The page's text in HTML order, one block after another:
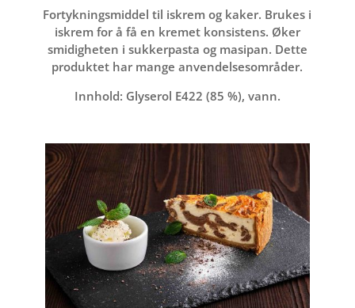
Fortykningsmiddel til iskrem og kaker. Brukes i
iskrem for å få en kremet konsistens. Øker
smidigheten i sukkerpasta og masipan. Dette
produktet har mange anvendelsesområder.
Innhold: Glyserol E422 (85 %), vann.